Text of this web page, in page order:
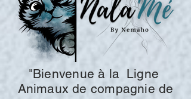
"Bienvenue à la Ligne
Animaux de compagnie de